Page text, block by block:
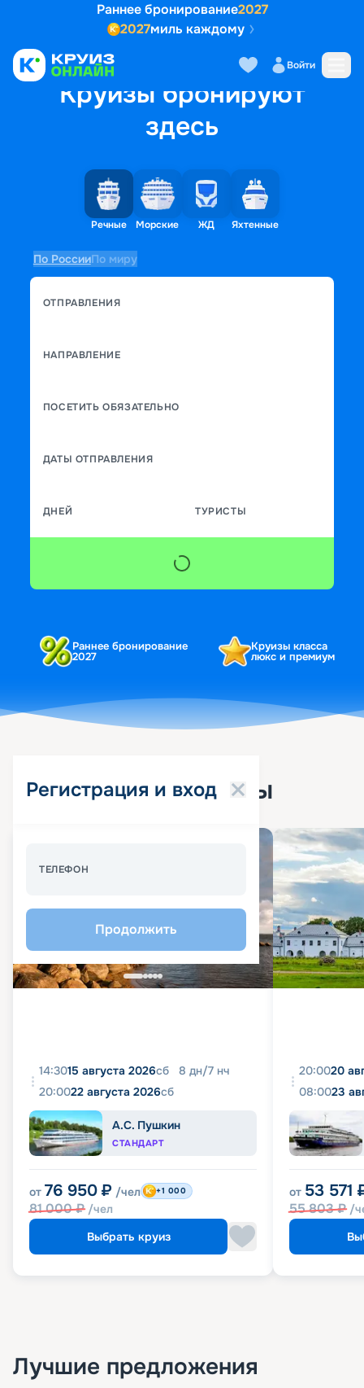
Раннее бронирование2027
2027миль каждому
Войти
Круизы бронируют
здесь
Речные Морские ЖД Яхтенные
По РоссииПо миру
ОТПРАВЛЕНИЯ
НАПРАВЛЕНИЕ
ПОСЕТИТЬ ОБЯЗАТЕЛЬНО
ДАТЫ ОТПРАВЛЕНИЯ
ДНЕЙ ТУРИСТЫ
Раннее бронирование
2027
Круизы класса
люкс и премиум
Регистрация и вход
ТЕЛЕФОН
Продолжить
Популярные круизы
14:3015 августа 2026сб 8 дн/7 нч
20:0022 августа 2026сб
А.С. Пушкин
СТАНДАРТ
от 76 950 ₽ /чел
81 000₽ /чел
+1 000
Выбрать круиз
20:0020
08:0023
от 53 571
55 803₽ /
Лучшие предложения